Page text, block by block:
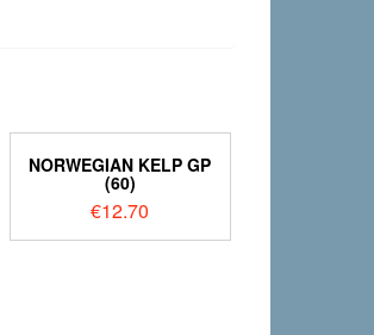
NORWEGIAN KELP GP
(60)
€12.70